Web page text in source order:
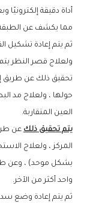
أداة دقيقة إلكترونيًا
مما يكشف عن
ثم يتم إعادة تشكيل
ولعلاج قصر النظر يتم
تحقيق ذلك عن طريق
حولها ، ولعلاج مد
العين المتقاربة.
يتم تحقيق ذلكعن
المركز ، ولعلاج
بشكل موحد) ، وعن
واحد أكثر من الآخر.
ثم يتم إعادة وضع